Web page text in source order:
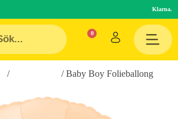
Klarna.
/ / Baby Boy Folieballong